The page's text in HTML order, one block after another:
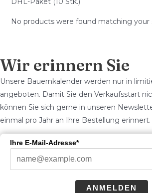
No products were found matching your
Wir erinnern Sie
Unsere Bauernkalender werden nur in
angeboten. Damit Sie den Verkaufsstart
können Sie sich gerne in unseren
einmal pro Jahr an Ihre Bestellung erinnert.
Ihre E-Mail-Adresse*
ANMELDEN